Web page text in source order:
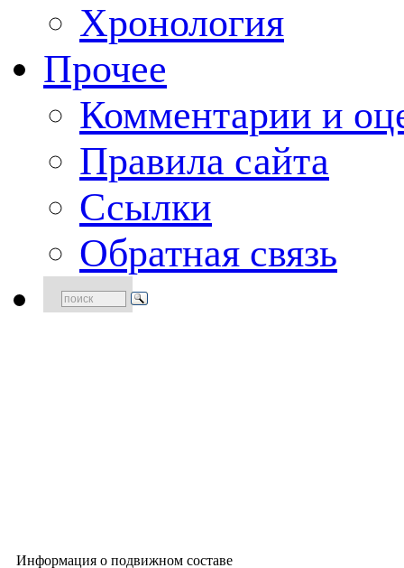
Хронология
Прочее
Комментарии и
Правила сайта
Ссылки
Обратная связь
Информация о подвижном составе